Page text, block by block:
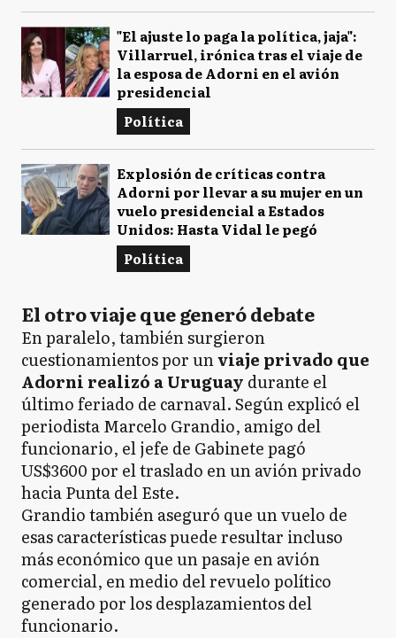
"El ajuste lo paga la política, jaja":
Villarruel, irónica tras el viaje de
la esposa de Adorni en el avión
presidencial
Política
Explosión de críticas contra
Adorni por llevar a su mujer en un
vuelo presidencial a Estados
Unidos: Hasta Vidal le pegó
Política
El otro viaje que generó debate
En paralelo, también surgieron
cuestionamientos por unviaje privado que
Adorni realizó a Uruguay durante el
último feriado de carnaval. Según explicó el
periodista Marcelo Grandio, amigo del
funcionario, el jefe de Gabinete pagó
US$3600 por el traslado en un avión privado
hacia Punta del Este.
Grandio también aseguró que un vuelo de
esas características puede resultar incluso
más económico que un pasaje en avión
comercial, en medio del revuelo político
generado por los desplazamientos del
funcionario.